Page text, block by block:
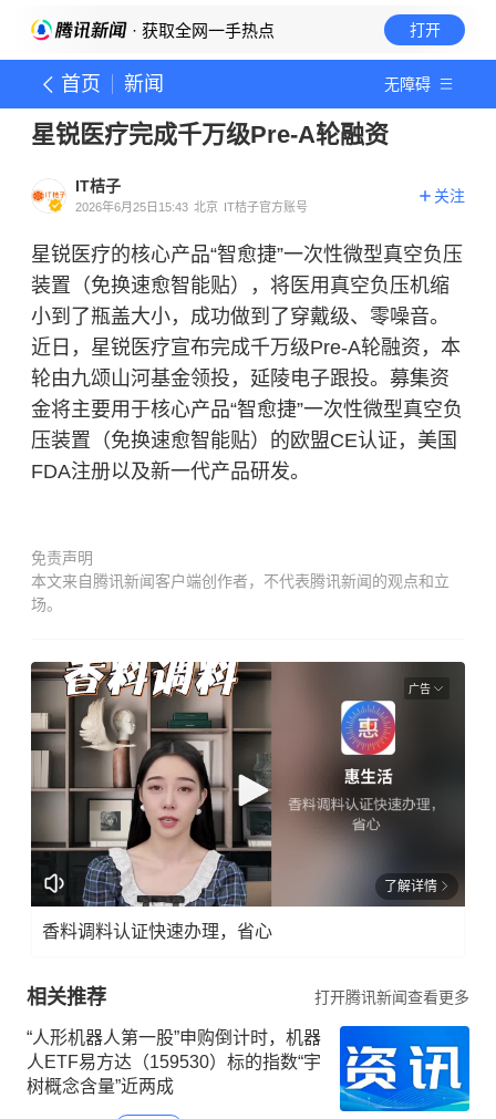
· 获取全网一手热点 打开
首页 新闻 无障碍
星锐医疗完成千万级Pre-A轮融资
IT桔子
2026年6月25日15:43 北京 IT桔子官方账号
关注
星锐医疗的核心产品“智愈捷”一次性微型真空负压
装置（免换速愈智能贴），将医用真空负压机缩
小到了瓶盖大小，成功做到了穿戴级、零噪音。
近日，星锐医疗宣布完成千万级Pre-A轮融资，本
轮由九颂山河基金领投，延陵电子跟投。募集资
金将主要用于核心产品“智愈捷”一次性微型真空负
压装置（免换速愈智能贴）的欧盟CE认证，美国
FDA注册以及新一代产品研发。
免责声明
本文来自腾讯新闻客户端创作者，不代表腾讯新闻的观点和立
场。
广告
了解详情
香料调料认证快速办理，省心
相关推荐 打开腾讯新闻查看更多
“人形机器人第一股”申购倒计时，机器
人ETF易方达（159530）标的指数“宇
树概念含量”近两成